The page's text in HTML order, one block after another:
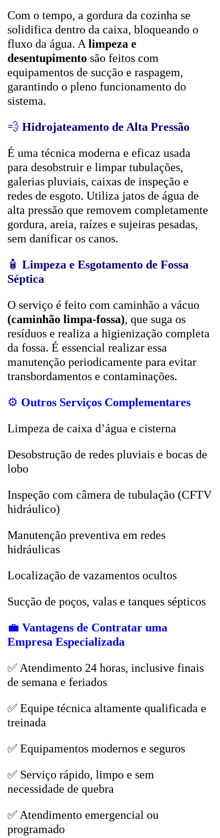
Com o tempo, a gordura da cozinha se
solidifica dentro da caixa, bloqueando o
fluxo da água. A limpeza e
desentupimento são feitos com
equipamentos de sucção e raspagem,
garantindo o pleno funcionamento do
sistema.
💨 Hidrojateamento de Alta Pressão
É uma técnica moderna e eficaz usada
para desobstruir e limpar tubulações,
galerias pluviais, caixas de inspeção e
redes de esgoto. Utiliza jatos de água de
alta pressão que removem completamente
gordura, areia, raízes e sujeiras pesadas,
sem danificar os canos.
🧴 Limpeza e Esgotamento de Fossa
Séptica
O serviço é feito com caminhão a vácuo
(caminhão limpa-fossa), que suga os
resíduos e realiza a higienização completa
da fossa. É essencial realizar essa
manutenção periodicamente para evitar
transbordamentos e contaminações.
⚙️ Outros Serviços Complementares
Limpeza de caixa d’água e cisterna
Desobstrução de redes pluviais e bocas de
lobo
Inspeção com câmera de tubulação (CFTV
hidráulico)
Manutenção preventiva em redes
hidráulicas
Localização de vazamentos ocultos
Sucção de poços, valas e tanques sépticos
💼 Vantagens de Contratar uma
Empresa Especializada
✅ Atendimento 24 horas, inclusive finais
de semana e feriados
✅ Equipe técnica altamente qualificada e
treinada
✅ Equipamentos modernos e seguros
✅ Serviço rápido, limpo e sem
necessidade de quebra
✅ Atendimento emergencial ou
programado